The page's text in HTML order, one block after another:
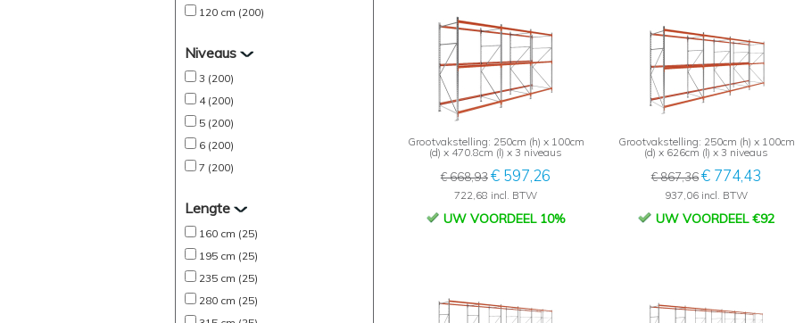
120 cm (200)
Niveaus
3 (200)
4 (200)
5 (200)
6 (200)
7 (200)
Lengte
160 cm (25)
195 cm (25)
235 cm (25)
280 cm (25)
Grootvakstelling: 250cm (h) x 100cm
(d) x 470.8cm (l) x 3 niveaus
€ 668,93€ 597,26
722,68 incl. BTW
UW VOORDEEL 10%
Grootvakstelling: 250cm (h) x 100cm
(d) x 626cm (l) x 3 niveaus
€ 867,36€ 774,43
937,06 incl. BTW
UW VOORDEEL €92